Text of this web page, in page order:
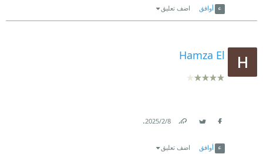
أوافق اضف تعليق
Hamza El
8‏/2‏/2025
.
أوافق اضف تعليق